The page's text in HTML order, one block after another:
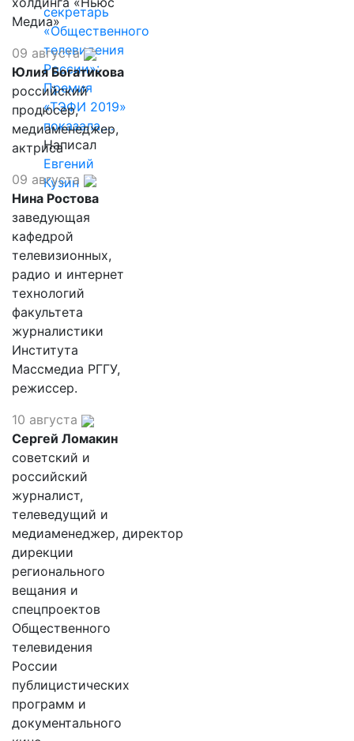
секретарь
«Общественного
телевидения
России»:
Премия
«ТЭФИ 2019»
показала,…
Написал
Евгений
Кузин
Медиа»
09 августа
Юлия Богатикова
российский
продюсер,
медиаменеджер,
актриса
09 августа
Нина Ростова
заведующая
кафедрой
телевизионных,
радио и интернет
технологий
факультета
журналистики
Института
Массмедиа РГГУ,
режиссер.
10 августа
Сергей Ломакин
советский и
российский
журналист,
телеведущий и
медиаменеджер, директор
дирекции
регионального
вещания и
спецпроектов
Общественного
телевидения
России
публицистических
программ и
документального